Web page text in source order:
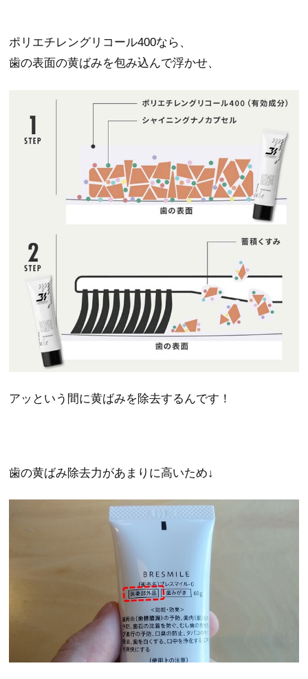
ポリエチレングリコール400なら、
歯の表面の黄ばみを包み込んで浮かせ、
アッという間に黄ばみを除去するんです！
歯の黄ばみ除去力があまりに高いため↓